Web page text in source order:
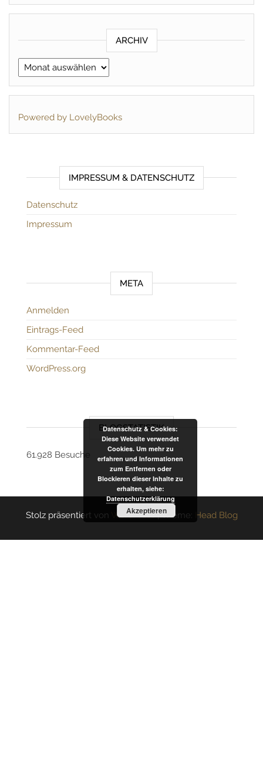
ARCHIV
Archiv
Powered by LovelyBooks
IMPRESSUM & DATENSCHUTZ
Datenschutz
Impressum
META
Anmelden
Eintrags-Feed
Kommentar-Feed
WordPress.org
BLOGSTATISTIK
61.928 Besuche
Stolz präsentiert von WordPress |Theme: Head Blog
Datenschutz & Cookies:
Diese Website verwendet
Cookies. Um mehr zu
erfahren und Informationen
zum Entfernen oder
Blockieren dieser Inhalte zu
erhalten, siehe:
Datenschutzerklärung
Akzeptieren